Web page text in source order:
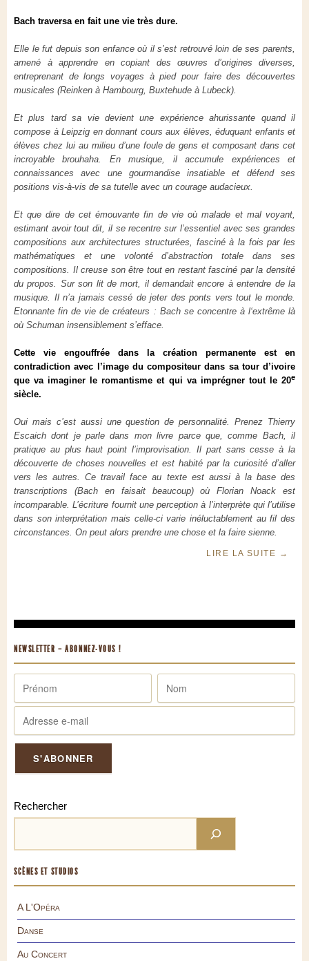
Bach traversa en fait une vie très dure.
Elle le fut depuis son enfance où il s’est retrouvé loin de ses parents,
amené à apprendre en copiant des œuvres d’origines diverses,
entreprenant de longs voyages à pied pour faire des découvertes
musicales (Reinken à Hambourg, Buxtehude à Lubeck).
Et plus tard sa vie devient une expérience ahurissante quand il
compose à Leipzig en donnant cours aux élèves, éduquant enfants et
élèves chez lui au milieu d’une foule de gens et composant dans cet
incroyable brouhaha. En musique, il accumule expériences et
connaissances avec une gourmandise insatiable et défend ses
positions vis-à-vis de sa tutelle avec un courage audacieux.
Et que dire de cet émouvante fin de vie où malade et mal voyant,
estimant avoir tout dit, il se recentre sur l’essentiel avec ses grandes
compositions aux architectures structurées, fasciné à la fois par les
mathématiques et une volonté d’abstraction totale dans ses
compositions. Il creuse son être tout en restant fasciné par la densité
du propos. Sur son lit de mort, il demandait encore à entendre de la
musique. Il n’a jamais cessé de jeter des ponts vers tout le monde.
Etonnante fin de vie de créateurs : Bach se concentre à l‘extrême là
où Schuman insensiblement s’efface.
Cette vie engouffrée dans la création permanente est en
contradiction avec l’image du compositeur dans sa tour d’ivoire
que va imaginer le romantisme et qui va imprégner tout le 20e
siècle.
Oui mais c’est aussi une question de personnalité. Prenez Thierry
Escaich dont je parle dans mon livre parce que, comme Bach, il
pratique au plus haut point l’improvisation. Il part sans cesse à la
découverte de choses nouvelles et est habité par la curiosité d’aller
vers les autres. Ce travail face au texte est aussi à la base des
transcriptions (Bach en faisait beaucoup) où Florian Noack est
incomparable. L’écriture fournit une perception à l’interprète qui l’utilise
dans son interprétation mais celle-ci varie inéluctablement au fil des
circonstances. On peut alors prendre une chose et la faire sienne.
LIRE LA SUITE →
NEWSLETTER – ABONNEZ-VOUS !
Rechercher
SCÈNES ET STUDIOS
A L'Opéra
Danse
Au Concert